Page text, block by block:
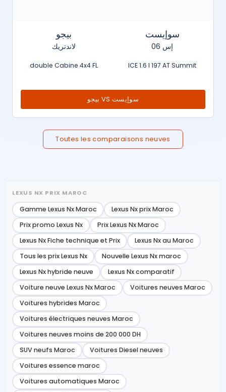
بيجو
لاندتريك
double Cabine 4x4 FL
سوإيست
إس 06
ICE 1.6 l 197 AT Summit
بيجو VS سوإيست
Toutes les comparaisons neuves
LEXUS NX PRIX MAROC
Gamme Lexus Nx Maroc
Lexus Nx prix Maroc
Prix promo Lexus Nx
Prix Lexus Nx Maroc
Lexus Nx Fiche technique et Prix
Lexus Nx au Maroc
Tous les prix Lexus Nx
Nouvelle Lexus Nx maroc
Lexus Nx hybride neuve
Lexus Nx comparatif
Voiture neuve Lexus Nx Maroc
Voitures neuves Maroc
Voitures hybrides Maroc
Voitures électriques neuves Maroc
Voitures neuves moins de 200 000 DH
SUV neufs Maroc
Voitures Diesel neuves
Voitures essence maroc
Voitures automatiques Maroc